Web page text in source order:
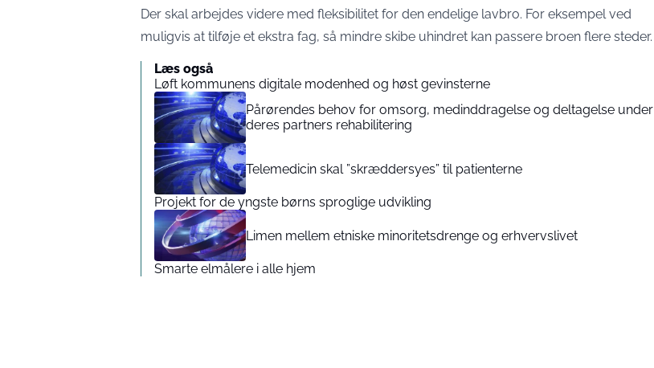
Der skal arbejdes videre med fleksibilitet for den endelige lavbro. For eksempel ved
muligvis at tilføje et ekstra fag, så mindre skibe uhindret kan passere broen flere steder.
Læs også
Løft kommunens digitale modenhed og høst gevinsterne
Pårørendes behov for omsorg, medinddragelse og deltagelse under
deres partners rehabilitering
Telemedicin skal ”skræddersyes” til patienterne
Projekt for de yngste børns sproglige udvikling
Limen mellem etniske minoritetsdrenge og erhvervslivet
Smarte elmålere i alle hjem